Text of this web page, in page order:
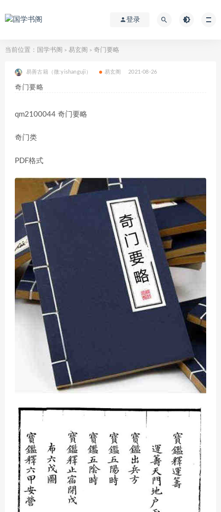
登录
当前位置： 国学书阁 > 易玄阁 > 奇门要略
易善古籍（微:yishanguji） 易玄阁 2021-08-26
奇门要略
qm2100044 奇门要略
奇门类
PDF格式